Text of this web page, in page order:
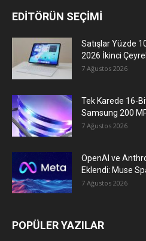
EDİTÖRÜN SEÇİMİ
Satışlar Yüzde
2026 İkinci
7 Ağustos 2026
Tek Karede 16-
Samsung 200
7 Ağustos 2026
OpenAI ve
Eklendi: Muse
7 Ağustos 2026
POPÜLER YAZILAR